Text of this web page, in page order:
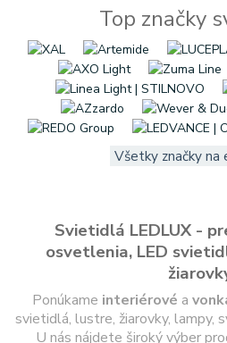
Top značky
Všetky značky na
Svietidlá LEDLUX -
osvetlenia, LED
Ponúkame interiérové a
svietidlá, lustre, žiarovky, lampy,
U nás nájdete široký výber